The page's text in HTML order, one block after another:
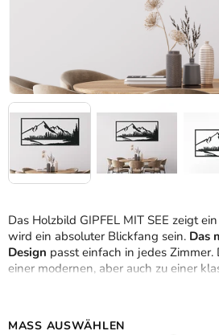
Das Holzbild GIPFEL MIT SEE zeigt
wird ein absoluter Blickfang sein. Das
Design passt einfach in jedes
einer modernen, aber auch zu einer
Ebenso geeignet als
MASS AUSWÄHLEN